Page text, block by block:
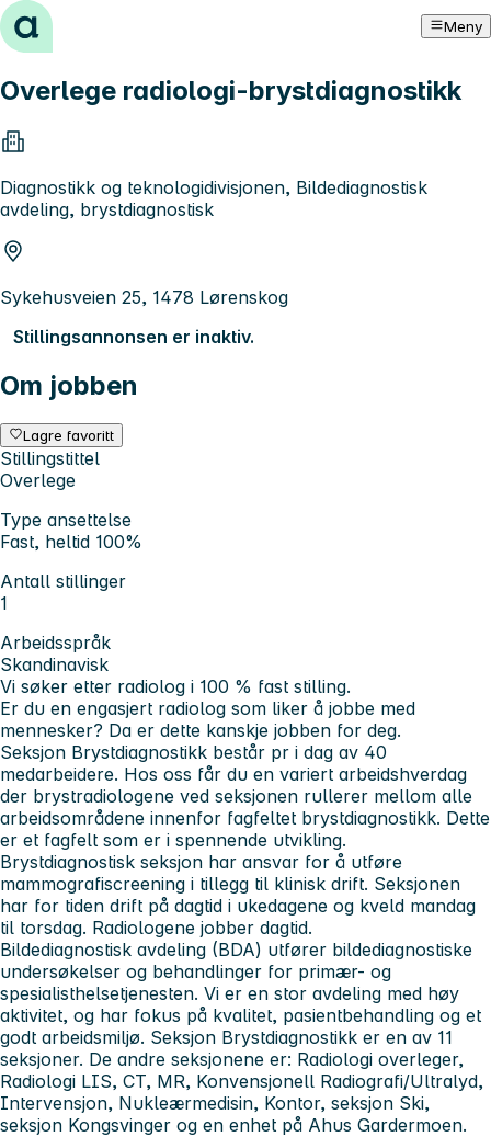
Hopp til innhold Meny
Overlege radiologi-brystdiagnostikk
Diagnostikk og teknologidivisjonen, Bildediagnostisk
avdeling, brystdiagnostisk
Sykehusveien 25, 1478 Lørenskog
Stillingsannonsen er inaktiv.
Om jobben
Lagre favoritt
Stillingstittel
Overlege
Type ansettelse
Fast, heltid 100%
Antall stillinger
1
Arbeidsspråk
Skandinavisk
Vi søker etter radiolog i 100 % fast stilling.
Er du en engasjert radiolog som liker å jobbe med
mennesker? Da er dette kanskje jobben for deg.
Seksjon Brystdiagnostikk består pr i dag av 40
medarbeidere. Hos oss får du en variert arbeidshverdag
der brystradiologene ved seksjonen rullerer mellom alle
arbeidsområdene innenfor fagfeltet brystdiagnostikk. Dette
er et fagfelt som er i spennende utvikling.
Brystdiagnostisk seksjon har ansvar for å utføre
mammografiscreening i tillegg til klinisk drift. Seksjonen
har for tiden drift på dagtid i ukedagene og kveld mandag
til torsdag. Radiologene jobber dagtid.
Bildediagnostisk avdeling (BDA) utfører bildediagnostiske
undersøkelser og behandlinger for primær- og
spesialisthelsetjenesten. Vi er en stor avdeling med høy
aktivitet, og har fokus på kvalitet, pasientbehandling og et
godt arbeidsmiljø. Seksjon Brystdiagnostikk er en av 11
seksjoner. De andre seksjonene er: Radiologi overleger,
Radiologi LIS, CT, MR, Konvensjonell Radiografi/Ultralyd,
Intervensjon, Nukleærmedisin, Kontor, seksjon Ski,
seksjon Kongsvinger og en enhet på Ahus Gardermoen.